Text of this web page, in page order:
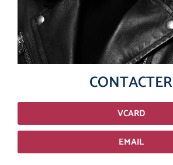
CONTACTER
VCARD
EMAIL